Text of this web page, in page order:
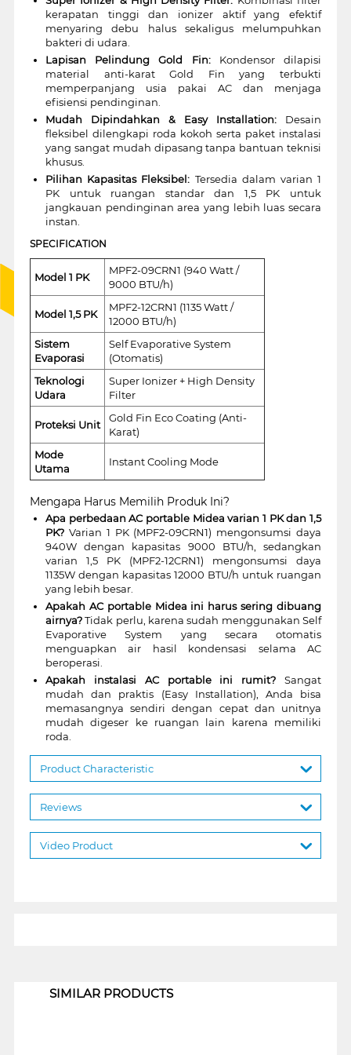
kerapatan tinggi dan ionizer aktif yang efektif
menyaring debu halus sekaligus melumpuhkan
bakteri di udara.
Lapisan Pelindung Gold Fin:Kondensor dilapisi
material anti-karat Gold Fin yang terbukti
memperpanjang usia pakai AC dan menjaga
efisiensi pendinginan.
Mudah Dipindahkan & Easy Installation: Desain
fleksibel dilengkapi roda kokoh serta paket instalasi
yang sangat mudah dipasang tanpa bantuan teknisi
khusus.
Pilihan Kapasitas Fleksibel: Tersedia dalam varian 1
PK untuk ruangan standar dan 1,5 PK untuk
jangkauan pendinginan area yang lebih luas secara
instan.
SPECIFICATION
Model 1 PK
MPF2-09CRN1 (940 Watt /
9000 BTU/h)
Model 1,5 PK
MPF2-12CRN1 (1135 Watt /
12000 BTU/h)
Sistem
Evaporasi
Self Evaporative System
(Otomatis)
Teknologi
Udara
Super Ionizer + High Density
Filter
Proteksi Unit
Gold Fin Eco Coating (Anti-
Karat)
Mode
Utama
Instant Cooling Mode
Mengapa Harus Memilih Produk Ini?
Apa perbedaan AC portable Midea varian 1 PK dan 1,5
PK?Varian 1 PK (MPF2-09CRN1) mengonsumsi daya
940W dengan kapasitas 9000 BTU/h, sedangkan
varian 1,5 PK (MPF2-12CRN1) mengonsumsi daya
1135W dengan kapasitas 12000 BTU/h untuk ruangan
yang lebih besar.
Apakah AC portable Midea ini harus sering dibuang
airnya?Tidak perlu, karena sudah menggunakan Self
Evaporative System yang secara otomatis
menguapkan air hasil kondensasi selama AC
beroperasi.
Apakah instalasi AC portable ini rumit? Sangat
mudah dan praktis (Easy Installation), Anda bisa
memasangnya sendiri dengan cepat dan unitnya
mudah digeser ke ruangan lain karena memiliki
roda.
Product Characteristic
Reviews
Video Product
SIMILAR PRODUCTS